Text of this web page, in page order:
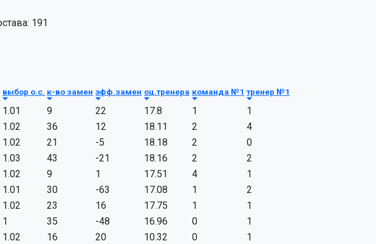
191
выбор о.с. к-во замен эфф.замен оц.тренера команда №1 тренер №1
1.01 9 22 17.8 1
1
1.02 36 12 18.11 2
4
1.02 21 -5 18.18 2
0
1.03 43 -21 18.16 2
2
1.02 9 1 17.51 4
1
1.01 30 -63 17.08 1
2
1.02 23 16 17.75 1
1
1 35 -48 16.96 0
1
1.02 16 20 10.32 0
1